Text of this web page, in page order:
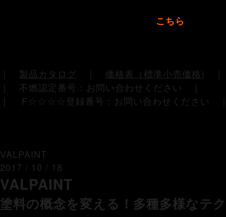
こちら
製品カタログ 価格表（標準小売価格)
｜ 不燃認定番号：お問い合わせください ｜
｜ F☆☆☆☆登録番号：お問い合わせください
VALPAINT
2017 / 10 / 18
VALPAINT
塗料の概念を変える！多種多様なテ